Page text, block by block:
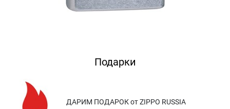
Подарки
ДАРИМ ПОДАРОК от ZIPPO RUSSIA